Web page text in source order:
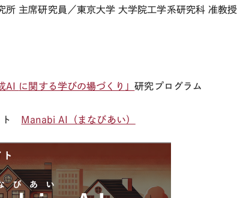
主席研究員／東京大学 大学院工学系研究科 准教授
AI に関する学びの場づくり 」研究プログラム
ト Manabi AI（まなびあい）